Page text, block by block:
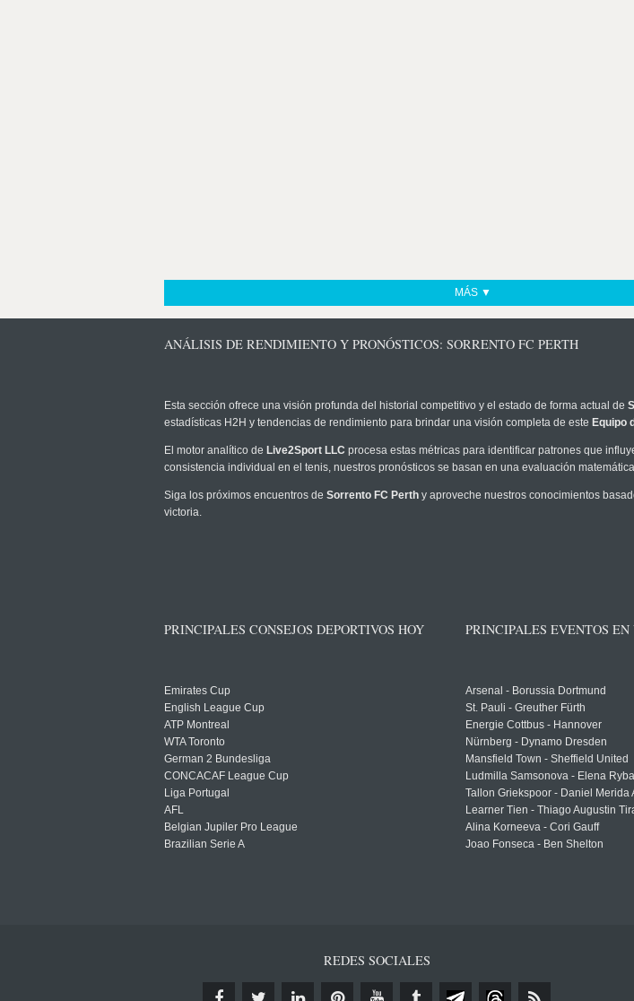
MÁS ▼
ANÁLISIS DE RENDIMIENTO Y PRONÓSTICOS: SORRENTO FC PERTH
Esta sección ofrece una visión profunda del historial competitivo y el estado de forma actual de
estadísticas H2H y tendencias de rendimiento para brindar una visión completa de este Equipo
El motor analítico de Live2Sport LLC procesa estas métricas para identificar patrones que
consistencia individual en el tenis, nuestros pronósticos se basan en una evaluación
Siga los próximos encuentros de Sorrento FC Perth y aproveche nuestros conocimientos
victoria.
PRINCIPALES CONSEJOS DEPORTIVOS HOY
Emirates Cup
English League Cup
ATP Montreal
WTA Toronto
German 2 Bundesliga
CONCACAF League Cup
Liga Portugal
AFL
Belgian Jupiler Pro League
Brazilian Serie A
PRINCIPALES EVENTOS
Arsenal - Borussia Dortmund
St. Pauli - Greuther Fürth
Energie Cottbus - Hannover
Nürnberg - Dynamo Dresden
Mansfield Town - Sheffield United
Ludmilla Samsonova - Elena
Tallon Griekspoor - Daniel Merida
Learner Tien - Thiago Augustin
Alina Korneeva - Cori Gauff
Joao Fonseca - Ben Shelton
REDES SOCIALES